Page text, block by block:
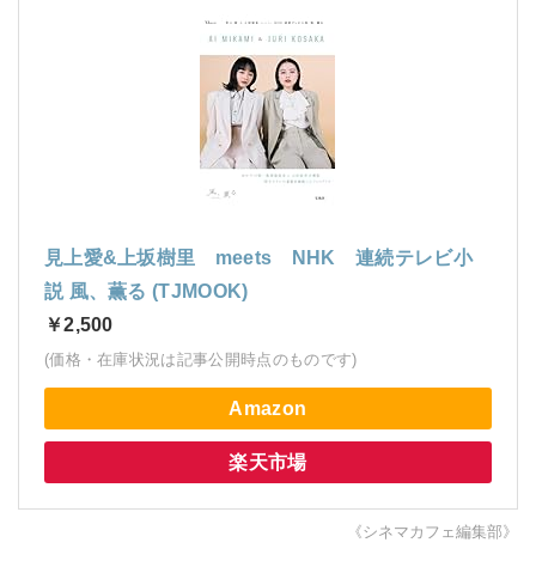
見上愛&上坂樹里 meets NHK 連続テレビ小
説 風、薫る (TJMOOK)
￥2,500
(価格・在庫状況は記事公開時点のものです)
Amazon
楽天市場
《シネマカフェ編集部》